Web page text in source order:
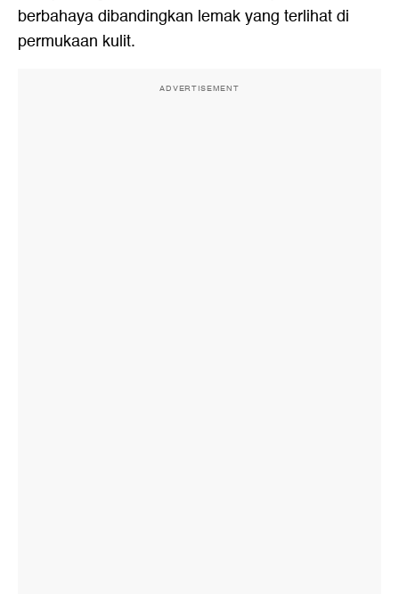
berbahaya dibandingkan lemak yang terlihat di
permukaan kulit.
ADVERTISEMENT